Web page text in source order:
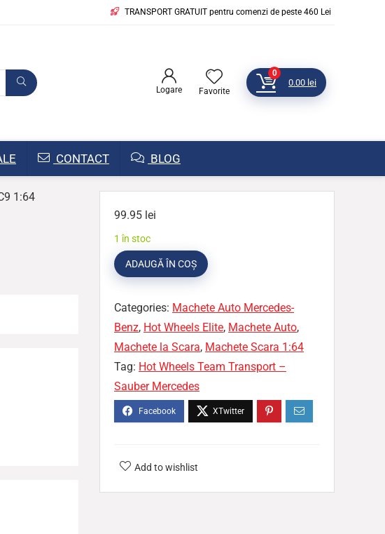
TRANSPORT GRATUIT pentru comenzi de peste 460 Lei
Logare Favorite
0
0.00 lei
CONTACT BLOG
1:64
99.95 lei
1 în stoc
ADAUGĂ ÎN COȘ
Categories: Machete Auto Mercedes-
Benz, Hot Wheels Elite, Machete Auto,
Machete la Scara, Machete Scara 1:64
Tag: Hot Wheels Team Transport –
Sauber Mercedes
Add to wishlist